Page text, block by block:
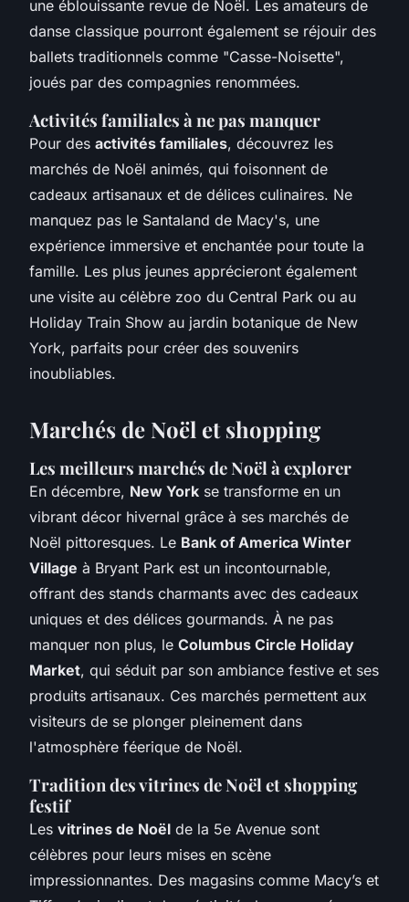
une éblouissante revue de Noël. Les amateurs de
danse classique pourront également se réjouir des
ballets traditionnels comme "Casse-Noisette",
joués par des compagnies renommées.
Activités familiales à ne pas manquer
Pour des activités familiales, découvrez les
marchés de Noël animés, qui foisonnent de
cadeaux artisanaux et de délices culinaires. Ne
manquez pas le Santaland de Macy's, une
expérience immersive et enchantée pour toute la
famille. Les plus jeunes apprécieront également
une visite au célèbre zoo du Central Park ou au
Holiday Train Show au jardin botanique de New
York, parfaits pour créer des souvenirs
inoubliables.
Marchés de Noël et shopping
Les meilleurs marchés de Noël à explorer
En décembre, New York se transforme en un
vibrant décor hivernal grâce à ses marchés de
Noël pittoresques. Le Bank of America Winter
Village à Bryant Park est un incontournable,
offrant des stands charmants avec des cadeaux
uniques et des délices gourmands. À ne pas
manquer non plus, le Columbus Circle Holiday
Market, qui séduit par son ambiance festive et ses
produits artisanaux. Ces marchés permettent aux
visiteurs de se plonger pleinement dans
l'atmosphère féerique de Noël.
Tradition des vitrines de Noël et shopping
festif
Les vitrines de Noël de la 5e Avenue sont
célèbres pour leurs mises en scène
impressionnantes. Des magasins comme Macy’s et